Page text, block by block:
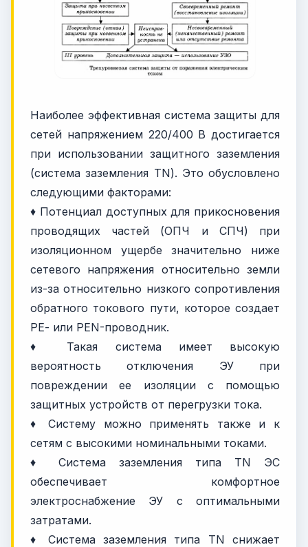
Наиболее эффективная система защиты для
сетей напряжением 220/400 В достигается
при использовании защитного заземления
(система заземления TN). Это обусловлено
следующими факторами:
♦ Потенциал доступных для прикосновения
проводящих частей (ОПЧ и СПЧ) при
изоляционном ущербе значительно ниже
сетевого напряжения относительно земли
из-за относительно низкого сопротивления
обратного токового пути, которое создает
РЕ- или PEN-проводник.
♦ Такая система имеет высокую
вероятность отключения ЭУ при
повреждении ее изоляции с помощью
защитных устройств от перегрузки тока.
♦ Систему можно применять также и к
сетям с высокими номинальными токами.
♦ Система заземления типа TN ЭС
обеспечивает комфортное
электроснабжение ЭУ с оптимальными
затратами.
♦ Система заземления типа TN снижает